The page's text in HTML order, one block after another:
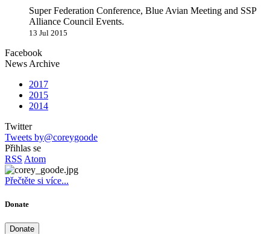
Super Federation Conference, Blue Avian Meeting and SSP
Alliance Council Events.
13 Jul 2015
Facebook
News Archive
2017
2015
2014
Twitter
Tweets by@coreygoode
Přihlas se
RSS Atom
Přečtěte si více...
Donate
Donate